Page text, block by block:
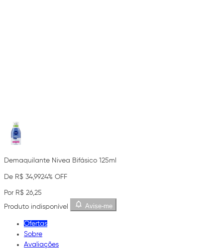
Demaquilante Nivea Bifásico 125ml
De R$ 34,9924% OFF
Por R$ 26,25
Produto indisponível
Avise-me
Ofertas
Sobre
Avaliações